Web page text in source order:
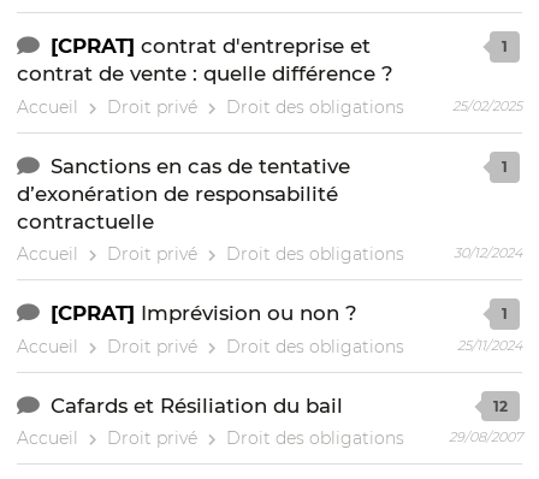
[CPRAT] contrat d'entreprise et
contrat de vente : quelle différence ?
Accueil Droit privé Droit des obligations
1
25/02/2025
Sanctions en cas de tentative
d’exonération de responsabilité
contractuelle
Accueil Droit privé Droit des obligations
1
30/12/2024
[CPRAT] Imprévision ou non ?
Accueil Droit privé Droit des obligations
1
25/11/2024
Cafards et Résiliation du bail
Accueil Droit privé Droit des obligations
12
29/08/2007